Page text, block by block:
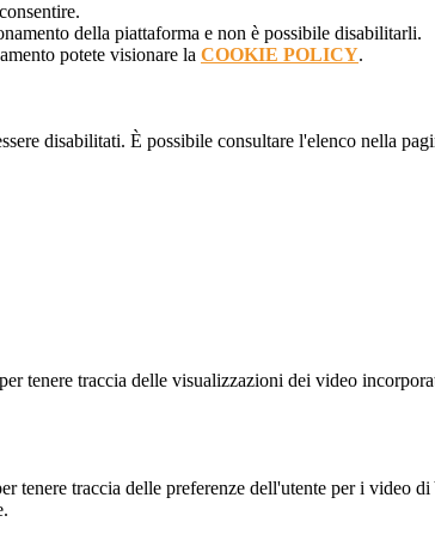
della piattaforma e non è possibile disabilitarli.
potete visionare la COOKIE POLICY.
disabilitati. È possibile consultare l'elenco nella
tenere traccia delle visualizzazioni dei video
tenere traccia delle preferenze dell'utente per i